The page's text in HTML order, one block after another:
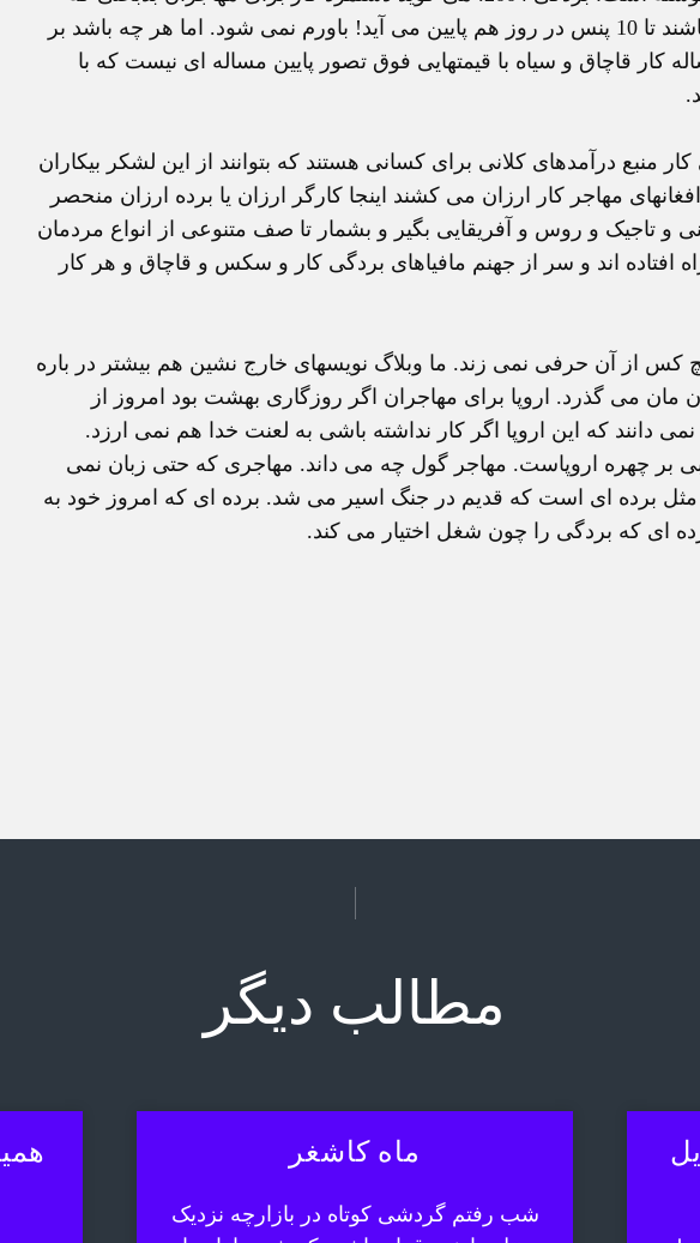
مجبور به هر کاری برای نان در آوردن باشند تا 10 پنس در روز هم پايين می آيد! باورم نمی شود. اما هر چه باشد بر
کار قاچاق و سياه با قيمتهايی فوق تصور پايين مساله ای نيست که با
منبع درآمدهای کلانی برای کسانی هستند که بتوانند از اين لشکر بیکاران
مهاجر کار ارزان می کشند اينجا کارگر ارزان يا برده ارزان منحصر
و تاجيک و روس و آفريقايی بگير و بشمار تا صف متنوعی از انواع مردمان
افتاده اند و سر از جهنم مافياهای بردگی کار و سکس و قاچاق و هر کار
کس از آن حرفی نمی زند. ما وبلاگ نويسهای خارج نشين هم بيشتر در باره
مان می گذرد. اروپا برای مهاجران اگر روزگاری بهشت بود امروز از
دانند که اين اروپا اگر کار نداشته باشی به لعنت خدا هم نمی ارزد.
بر چهره اروپاست. مهاجر گول چه می داند. مهاجری که حتی زبان نمی
مثل برده ای است که قديم در جنگ اسير می شد. برده ای که امروز خود به
ای که بردگی را چون شغل اختيار می کند.
مطالب دیگر
ماه کاشغر
شب رفتم گردشی کوتاه در بازارچه نزدیک